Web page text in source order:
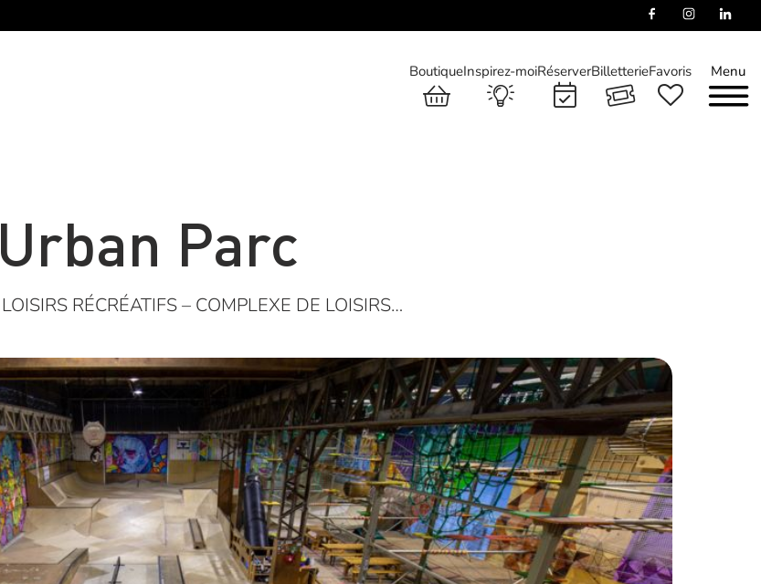
Menu
BoutiqueInspirez-moiRéserverBilletterieFavoris
Urban Parc
LOISIRS RÉCRÉATIFS – COMPLEXE DE LOISIRS…